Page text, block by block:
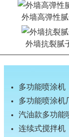
外墙高弹性
外墙抗裂腻
多功能喷涂机
多功能喷涂机
汽油款多功能
连续式搅拌机